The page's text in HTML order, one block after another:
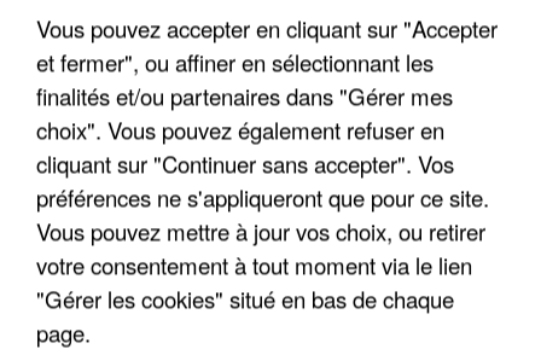
UNE TOURISTE DE L’OISE EMPORTÉE PAR UNE
COULÉE DE BOUE EN HAUTE-SAVOIE
Vous pouvez accepter en cliquant sur "Accepter
et fermer", ou affiner en sélectionnant les
finalités et/ou partenaires dans "Gérer mes
choix". Vous pouvez également refuser en
cliquant sur "Continuer sans accepter". Vos
préférences ne s'appliqueront que pour ce site.
Vous pouvez mettre à jour vos choix, ou retirer
votre consentement à tout moment via le lien
"Gérer les cookies" situé en bas de chaque
page.